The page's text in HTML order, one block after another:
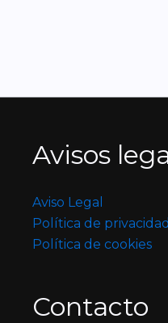
Avisos
Aviso Legal
Política de privacidad
Política de cookies
Contacto